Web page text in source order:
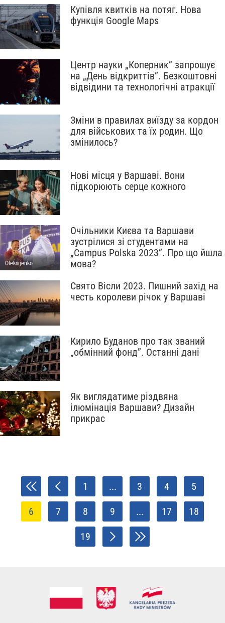
Купівля квитків на потяг. Нова
функція Google Maps
Центр науки „Коперник” запрошує
на „День відкриттів”. Безкоштовні
відвідини та технологічні атракції
Зміни в правилах виїзду за кордон
для військових та їх родин. Що
змінилось?
Нові місця у Варшаві. Вони
підкорюють серце кожного
Oleksijenko
Очільники Києва та Варшави
зустрілися зі студентами на
„Campus Polska 2023”. Про що йшла
мова?
Свято Вісли 2023. Пишний захід на
честь королеви річок у Варшаві
Кирило Буданов про так званий
„обмінний фонд”. Останні дані
Як виглядатиме різдвяна
ілюмінація Варшави? Дизайн
прикрас
1 ... 3 4 5
6 7 8 9 ... 17 18
19